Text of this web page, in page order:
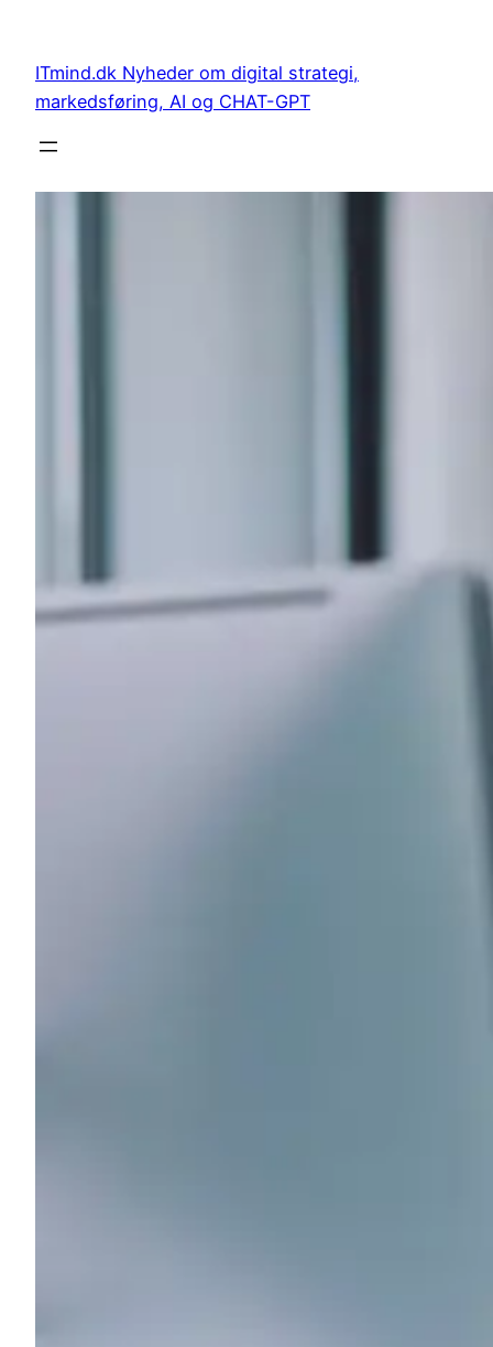
indhold
ITmind.dk Nyheder om digital strategi,
markedsføring, AI og CHAT-GPT